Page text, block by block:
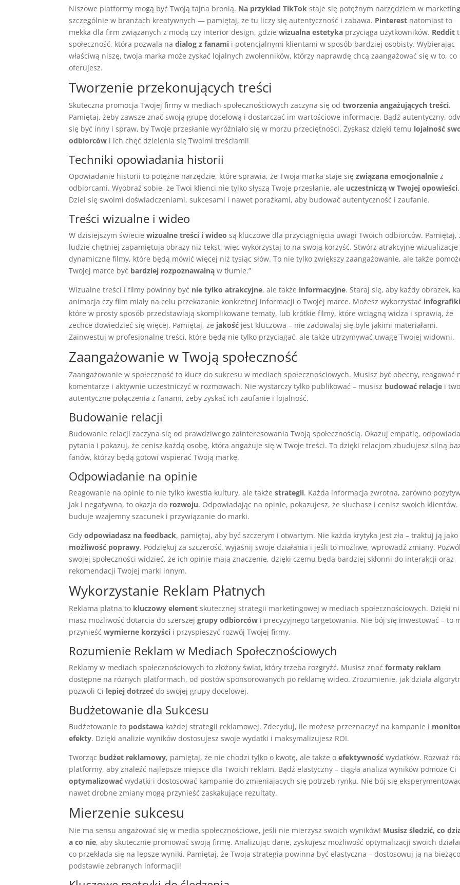
Niszowe platformy mogą być Twoją tajna bronią. Na przykład TikTok staje się potężnym narzędziem w
szczególnie w branżach kreatywnych — pamiętaj, że tu liczy się autentyczność i zabawa. Pinterest natomiast to
mekka dla firm związanych z modą czy interior design, gdziewizualna estetyka przyciąga użytkowników. Reddit
społeczność, która pozwala nadialog z fanami i potencjalnymi klientami w sposób bardziej osobisty. Wybierając
właściwą niszę, twoja marka może zyskać lojalnych zwolenników, którzy naprawdę chcą zaangażować się w to, co
oferujesz.
Tworzenie przekonujących treści
Skuteczna promocja Twojej firmy w mediach społecznościowych zaczyna się odtworzenia angażujących treści.
Pamiętaj, żeby zawsze znać swoją grupę docelową i dostarczać im wartościowe informacje. Bądź autentyczny,
się być inny i spraw, by Twoje przesłanie wyróżniało się w morzu przeciętności. Zyskasz dzięki temu lojalność
odbiorców i ich chęć dzielenia się Twoimi treściami!
Techniki opowiadania historii
Opowiadanie historii to potężne narzędzie, które sprawia, że Twoja marka staje sięzwiązana emocjonalnie z
odbiorcami. Wyobraź sobie, że Twoi klienci nie tylko słyszą Twoje przesłanie, ale uczestniczą w Twojej opowieści.
Dziel się swoimi doświadczeniami, sukcesami i nawet porażkami, aby budować autentyczność i zaufanie.
Treści wizualne i wideo
W dzisiejszym świeciewizualne treści i wideo są kluczowe dla przyciągnięcia uwagi Twoich odbiorców. Pamiętaj,
ludzie chętniej zapamiętują obrazy niż tekst, więc wykorzystaj to na swoją korzyść. Stwórz atrakcyjne wizualizacje
dynamiczne filmy, które będą mówić więcej niż tysiąc słów. To nie tylko zwiększy zaangażowanie, ale także
Twojej marce być bardziej rozpoznawalną w tłumie.”
Wizualne treści i filmy powinny być nie tylko atrakcyjne, ale także informacyjne. Staraj się, aby każdy obrazek,
animacja czy film miały na celu przekazanie konkretnej informacji o Twojej marce. Możesz wykorzystać infografiki
które w prosty sposób przedstawiają skomplikowane tematy, lub krótkie filmy, które wciągną widza i sprawią, że
zechce dowiedzieć się więcej. Pamiętaj, że jakość jest kluczowa – nie zadowalaj się byle jakimi materiałami.
Zainwestuj w profesjonalne treści, które będą nie tylko przyciągać, ale także utrzymywać uwagę Twojej widowni.
Zaangażowanie w Twoją społeczność
Zaangażowanie w społeczność to klucz do sukcesu w mediach społecznościowych. Musisz być obecny, reagować
komentarze i aktywnie uczestniczyć w rozmowach. Nie wystarczy tylko publikować – musisz budować relacje i
autentyczne połączenia z fanami, żeby zyskać ich zaufanie i lojalność.
Budowanie relacji
Budowanie relacji zaczyna się od prawdziwego zainteresowania Twoją społecznością. Okazuj empatię,
pytania i pokazuj, że cenisz każdą osobę, która angażuje się w Twoje treści. To dzięki relacjom zbudujesz silną
fanów, którzy będą gotowi wspierać Twoją markę.
Odpowiadanie na opinie
Reagowanie na opinie to nie tylko kwestia kultury, ale takżestrategii. Każda informacja zwrotna, zarówno
jak i negatywna, to okazja do rozwoju. Odpowiadając na opinie, pokazujesz, że słuchasz i cenisz swoich klientów.
buduje wzajemny szacunek i przywiązanie do marki.
Gdyodpowiadasz na feedback, pamiętaj, aby być szczerym i otwartym. Nie każda krytyka jest zła – traktuj ją jako
możliwość poprawy. Podziękuj za szczerość, wyjaśnij swoje działania i jeśli to możliwe, wprowadź zmiany. Pozwól
swojej społeczności widzieć, że ich opinie mają znaczenie, dzięki czemu będą bardziej skłonni do interakcji oraz
rekomendacji Twojej marki innym.
Wykorzystanie Reklam Płatnych
Reklama płatna to kluczowy element skutecznej strategii marketingowej w mediach społecznościowych. Dzięki
masz możliwość dotarcia do szerszejgrupy odbiorców i precyzyjnego targetowania. Nie bój się inwestować – to
przynieśćwymierne korzyści i przyspieszyć rozwój Twojej firmy.
Rozumienie Reklam w Mediach Społecznościowych
Reklamy w mediach społecznościowych to złożony świat, który trzeba rozgryźć. Musisz znaćformaty reklam
dostępne na różnych platformach, od postów sponsorowanych po reklamę wideo. Zrozumienie, jak działa
pozwoli Ci lepiej dotrzeć do swojej grupy docelowej.
Budżetowanie dla Sukcesu
Budżetowanie to podstawa każdej strategii reklamowej. Zdecyduj, ile możesz przeznaczyć na kampanie i
efekty. Dzięki analizie wyników dostosujesz swoje wydatki i maksymalizujesz ROI.
Tworząc budżet reklamowy, pamiętaj, że nie chodzi tylko o kwotę, ale także oefektywność wydatków. Rozważ
platformy, aby znaleźć najlepsze miejsce dla Twoich reklam. Bądź elastyczny – ciągła analiza wyników pomoże Ci
optymalizować wydatki i dostosować kampanie do zmieniających się potrzeb rynku. Nie bój się
nawet drobne zmiany mogą przynieść zaskakujące rezultaty.
Mierzenie sukcesu
Nie ma sensu angażować się w media społecznościowe, jeśli nie mierzysz swoich wyników! Musisz śledzić, co
a co nie, aby skutecznie promować swoją firmę. Analizując dane, zyskujesz możliwość optymalizacji swoich
co przekłada się na lepsze wyniki. Pamiętaj, że Twoja strategia powinna być elastyczna – dostosowuj ją na
podstawie zebranych informacji!